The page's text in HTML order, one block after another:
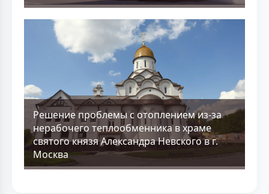
Решение проблемы с отоплением из-за
нерабочего теплообменника в храме
святого князя Александра Невского в г.
Москва